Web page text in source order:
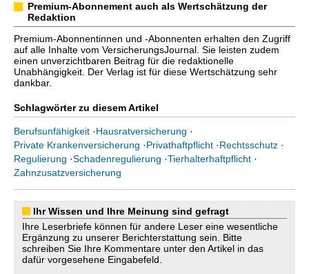
Premium-Abonnement auch als Wertschätzung der
Redaktion
Premium-Abonnentinnen und -Abonnenten erhalten den Zugriff
auf alle Inhalte vom VersicherungsJournal. Sie leisten zudem
einen unverzichtbaren Beitrag für die redaktionelle
Unabhängigkeit. Der Verlag ist für diese Wertschätzung sehr
dankbar.
Schlagwörter zu diesem Artikel
Berufsunfähigkeit ·Hausratversicherung ·
Private Krankenversicherung ·Privathaftpflicht ·Rechtsschutz ·
Regulierung ·Schadenregulierung ·Tierhalterhaftpflicht ·
Zahnzusatzversicherung
Ihr Wissen und Ihre Meinung sind gefragt
Ihre Leserbriefe können für andere Leser eine wesentliche
Ergänzung zu unserer Berichterstattung sein. Bitte
schreiben Sie Ihre Kommentare unter den Artikel in das
dafür vorgesehene Eingabefeld.